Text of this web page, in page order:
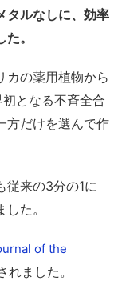
タルなしに、効率
。
カの薬用植物から
となる不斉全合
方だけを選んで作
従来の3分の1に
た。
of the
れました。